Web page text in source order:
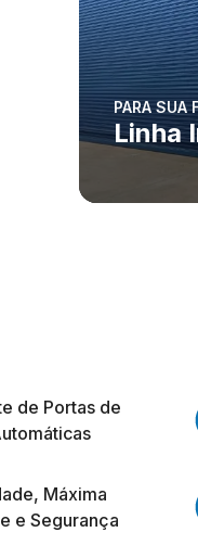
PARA SUA
Linha
de Portas de
Máxima
e Segurança